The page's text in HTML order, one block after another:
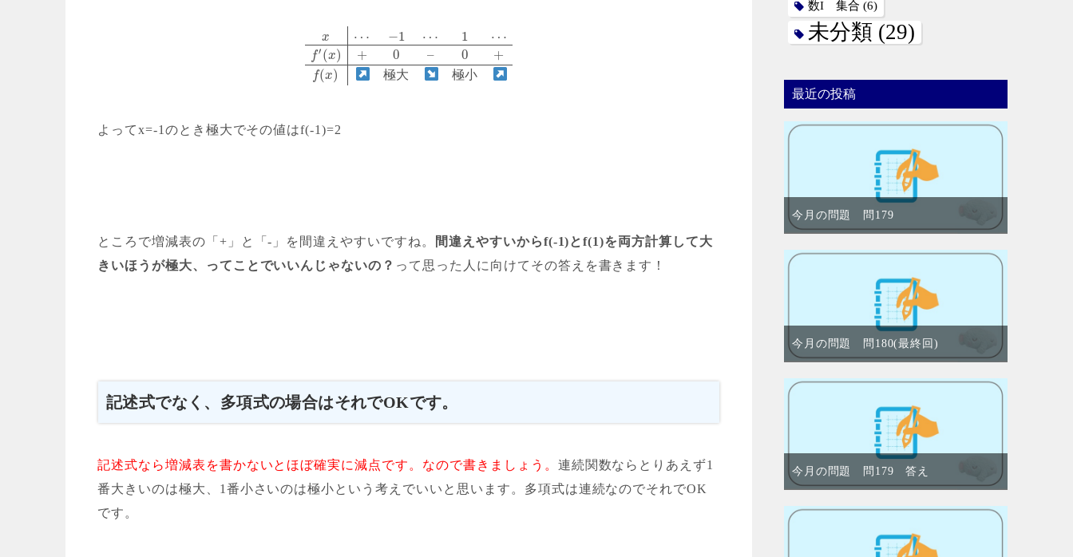
x
f′ (x)
f(x)
⋯
+
−1
0
極大
⋯
–
1
0
極小
⋯
+
よってx=-1のとき極大でその値はf(-1)=2
ところで増減表の「+」と「-」を間違えやすいですね。
間違えやすいからf(-1)とf(1)を両方計算して大
きいほうが極大、ってことでいいんじゃないの？ って思った人に向けてその答えを書きます！
記述式でなく、多項式の場合はそれでOKです。
記述式なら増減表を書かないとほぼ確実に減点です。なので書きましょう。 連続関数ならとりあえず1
番大きいのは極大、1番小さいのは極小という考えでいいと思います。多項式は連続なのでそれでOK
です。
数I 集合 (6)
未分類 (29)
最近の投稿
今月の問題 問179
今月の問題 問180(最終回)
今月の問題 問179 答え